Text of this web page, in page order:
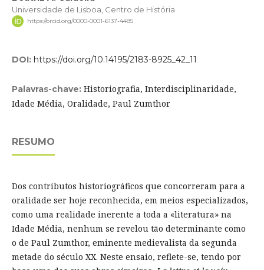
Universidade de Lisboa, Centro de História
https://orcid.org/0000-0001-6137-4485
DOI: https://doi.org/10.14195/2183-8925_42_11
Palavras-chave: Historiografia, Interdisciplinaridade,
Idade Média, Oralidade, Paul Zumthor
RESUMO
Dos contributos historiográficos que concorreram para a
oralidade ser hoje reconhecida, em meios especializados,
como uma realidade inerente a toda a «literatura» na
Idade Média, nenhum se revelou tão determinante como
o de Paul Zumthor, eminente medievalista da segunda
metade do século XX. Neste ensaio, reflete-se, tendo por